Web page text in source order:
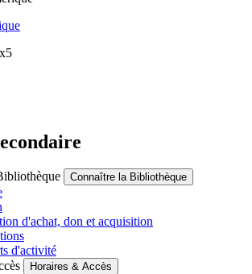
Connaître la Bibliothèque
d'achat, don et acquisition
d'activité
Horaires & Accès